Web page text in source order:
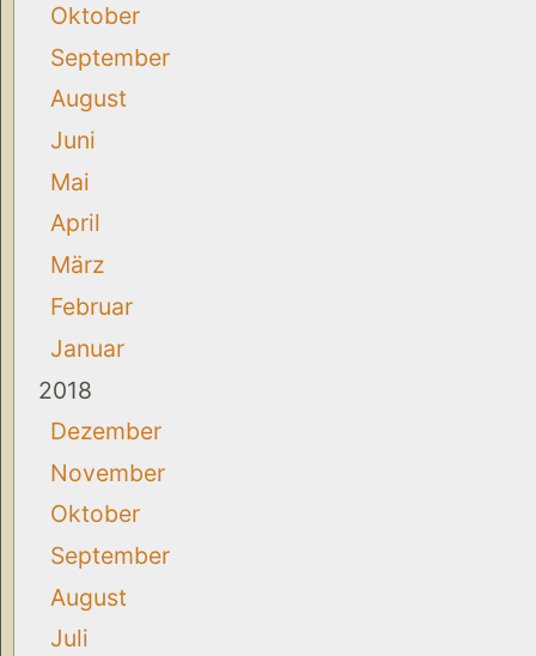
Oktober
September
August
Juni
Mai
April
März
Februar
Januar
2018
Dezember
November
Oktober
September
August
Juli